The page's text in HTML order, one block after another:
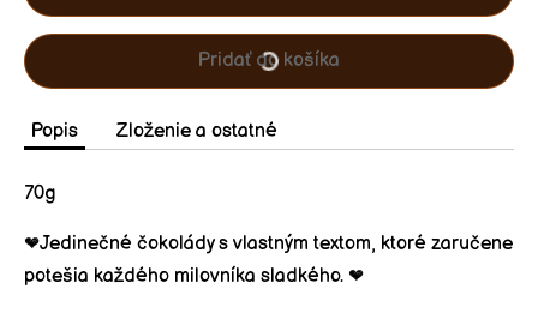
Pridať do košíka
Popis Zloženie a ostatné
70g
❤️Jedinečné čokolády s vlastným textom, ktoré zaručene
potešia každého milovníka sladkého. ❤️